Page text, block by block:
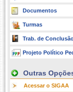
Documentos
Turmas
Trab. de
Projeto Político
Outras
Acessar o SIGAA